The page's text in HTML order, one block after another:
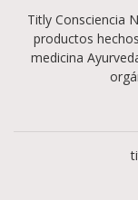
Titly Consciencia
productos
medicina